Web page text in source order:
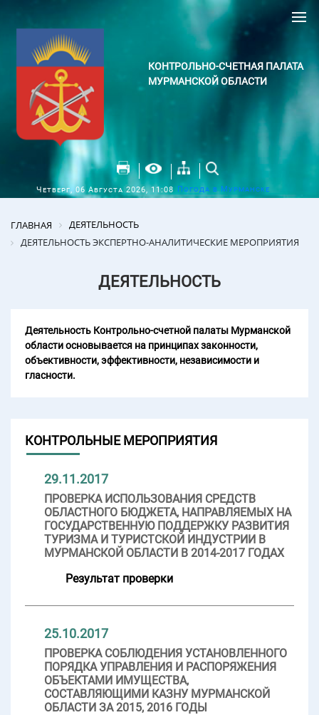
КОНТРОЛЬНО-СЧЕТНАЯ ПАЛАТА
МУРМАНСКОЙ ОБЛАСТИ
Четверг, 06 Августа 2026, 11:08 Погода в Мурманске
ГЛАВНАЯ
ДЕЯТЕЛЬНОСТЬ
ДЕЯТЕЛЬНОСТЬ ЭКСПЕРТНО-АНАЛИТИЧЕСКИЕ МЕРОПРИЯТИЯ
ДЕЯТЕЛЬНОСТЬ
Деятельность Контрольно-счетной палаты Мурманской
области основывается на принципах законности,
объективности, эффективности, независимости и
гласности.
КОНТРОЛЬНЫЕ МЕРОПРИЯТИЯ
29.11.2017
ПРОВЕРКА ИСПОЛЬЗОВАНИЯ СРЕДСТВ
ОБЛАСТНОГО БЮДЖЕТА, НАПРАВЛЯЕМЫХ НА
ГОСУДАРСТВЕННУЮ ПОДДЕРЖКУ РАЗВИТИЯ
ТУРИЗМА И ТУРИСТСКОЙ ИНДУСТРИИ В
МУРМАНСКОЙ ОБЛАСТИ В 2014-2017 ГОДАХ
Результат проверки
25.10.2017
ПРОВЕРКА СОБЛЮДЕНИЯ УСТАНОВЛЕННОГО
ПОРЯДКА УПРАВЛЕНИЯ И РАСПОРЯЖЕНИЯ
ОБЪЕКТАМИ ИМУЩЕСТВА,
СОСТАВЛЯЮЩИМИ КАЗНУ МУРМАНСКОЙ
ОБЛАСТИ ЗА 2015, 2016 ГОДЫ